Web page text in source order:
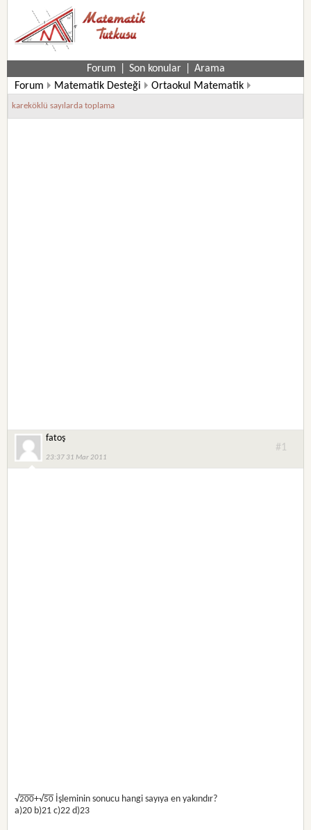
Forum Son konular
Arama
Forum
Matematik Desteği
Ortaokul Matematik
8. Sınıf Matematik Soruları
kareköklü sayılarda toplama
fatoş
23:37 31 Mar 2011
#1
√200+√50 İşleminin sonucu hangi sayıya en yakındır?
a)20 b)21 c)22 d)23